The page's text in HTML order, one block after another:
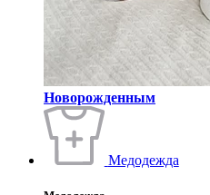
Новорожденным
Медодежда